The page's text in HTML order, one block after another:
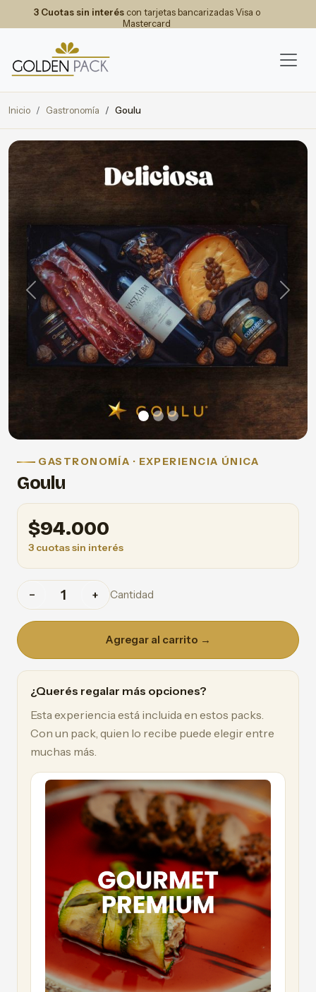
3 Cuotas sin interéscon tarjetas bancarizadas Visa o
Mastercard
Inicio Gastronomía Goulu
Previous Next
GASTRONOMÍA · EXPERIENCIA ÚNICA
Goulu
$94.000
3 cuotas sin interés
− + Cantidad
Agregar al carrito →
¿Querés regalar más opciones?
Esta experiencia está incluida en estos packs.
Con un pack, quien lo recibe puede elegir entre
muchas más.